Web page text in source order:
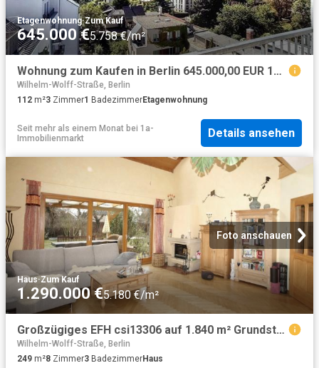
Etagenwohnung·Zum Kauf
645.000 €5.758 €/m²
Wohnung zum Kaufen in Berlin 645.000,00 EUR 112.62 m²
Wilhelm-Wolff-Straße, Berlin
112 m²3 Zimmer1 BadezimmerEtagenwohnung
Seit mehr als einem Monat bei 1a-
Immobilienmarkt
Details ansehen
Foto anschauen
Haus·Zum Kauf
1.290.000 €5.180 €/m²
Großzügiges EFH csi13306 auf 1.840 m² Grundstück mit Teilungspotenzial in Berlin Blankenburg
Wilhelm-Wolff-Straße, Berlin
249 m²8 Zimmer3 BadezimmerHaus